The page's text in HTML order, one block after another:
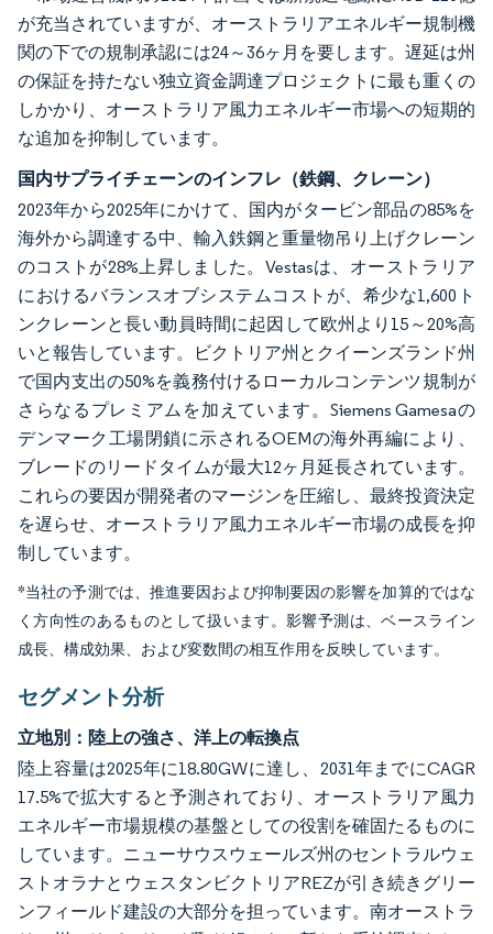
が充当されていますが、オーストラリアエネルギー規制機
関の下での規制承認には24～36ヶ月を要します。遅延は州
の保証を持たない独立資金調達プロジェクトに最も重くの
しかかり、オーストラリア風力エネルギー市場への短期的
な追加を抑制しています。
国内サプライチェーンのインフレ（鉄鋼、クレーン）
2023年から2025年にかけて、国内がタービン部品の85%を
海外から調達する中、輸入鉄鋼と重量物吊り上げクレーン
のコストが28%上昇しました。Vestasは、オーストラリア
におけるバランスオブシステムコストが、希少な1,600ト
ンクレーンと長い動員時間に起因して欧州より15～20%高
いと報告しています。ビクトリア州とクイーンズランド州
で国内支出の50%を義務付けるローカルコンテンツ規制が
さらなるプレミアムを加えています。Siemens Gamesaの
デンマーク工場閉鎖に示されるOEMの海外再編により、
ブレードのリードタイムが最大12ヶ月延長されています。
これらの要因が開発者のマージンを圧縮し、最終投資決定
を遅らせ、オーストラリア風力エネルギー市場の成長を抑
制しています。
*当社の予測では、推進要因および抑制要因の影響を加算的ではな
く方向性のあるものとして扱います。影響予測は、ベースライン
成長、構成効果、および変数間の相互作用を反映しています。
セグメント分析
立地別：陸上の強さ、洋上の転換点
陸上容量は2025年に18.80GWに達し、2031年までにCAGR
17.5%で拡大すると予測されており、オーストラリア風力
エネルギー市場規模の基盤としての役割を確固たるものに
しています。ニューサウスウェールズ州のセントラルウェ
ストオラナとウェスタンビクトリアREZが引き続きグリー
ンフィールド建設の大部分を担っています。南オーストラ